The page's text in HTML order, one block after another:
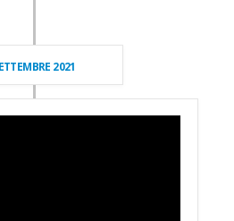
2021